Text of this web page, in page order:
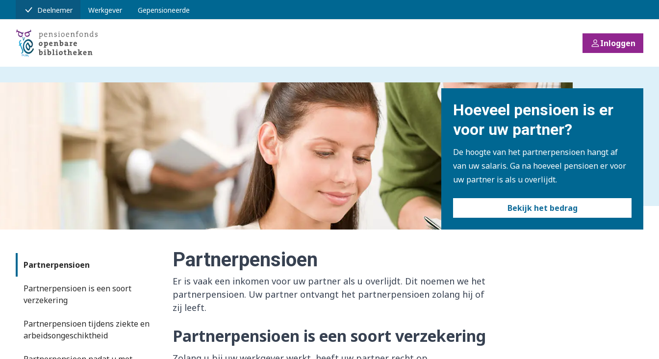
Deelnemer Werkgever Gepensioneerde
Inloggen
Hoeveel pensioen is er
voor uw partner?
De hoogte van het partnerpensioen hangt af
van uw salaris. Ga na hoeveel pensioen er voor
uw partner is als u overlijdt.
Bekijk het bedrag
Partnerpensioen
Partnerpensioen is een soort
verzekering
Partnerpensioen tijdens ziekte en
arbeidsongeschiktheid
Partnerpensioen
Er is vaak een inkomen voor uw partner als u overlijdt. Dit noemen we het
partnerpensioen. Uw partner ontvangt het partnerpensioen zolang hij of
zij leeft.
Partnerpensioen is een soort verzekering